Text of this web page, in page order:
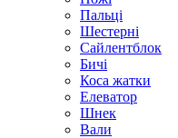
Пальці
Шестерні
Сайлентблок
Бичі
Коса жатки
Елеватор
Шнек
Вали